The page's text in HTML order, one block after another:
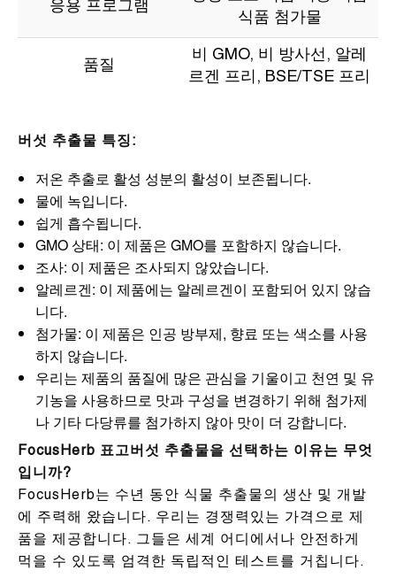
응용 프로그램
식품 첨가물
품질
비 GMO, 비 방사선, 알레
르겐 프리, BSE/TSE 프리
버섯 추출물 특징:
저온 추출로 활성 성분의 활성이 보존됩니다.
물에 녹입니다.
쉽게 흡수됩니다.
GMO 상태: 이 제품은 GMO를 포함하지 않습니다.
조사: 이 제품은 조사되지 않았습니다.
알레르겐: 이 제품에는 알레르겐이 포함되어 있지 않습
니다.
첨가물: 이 제품은 인공 방부제, 향료 또는 색소를 사용
하지 않습니다.
우리는 제품의 품질에 많은 관심을 기울이고 천연 및 유
기농을 사용하므로 맛과 구성을 변경하기 위해 첨가제
나 기타 다당류를 첨가하지 않아 맛이 더 강합니다.
FocusHerb 표고버섯 추출물을 선택하는 이유는 무엇
입니까?
FocusHerb는 수년 동안 식물 추출물의 생산 및 개발
에 주력해 왔습니다. 우리는 경쟁력있는 가격으로 제
품을 제공합니다. 그들은 세계 어디에서나 안전하게
먹을 수 있도록 엄격한 독립적인 테스트를 거칩니다.